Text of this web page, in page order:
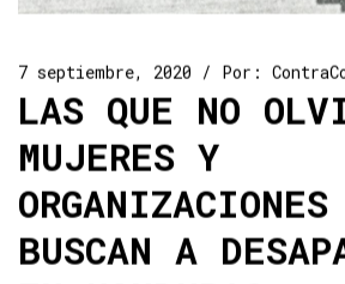
7 septiembre, 2020 Por:
LAS QUE NO
MUJERES Y
ORGANIZACIONES
BUSCAN A